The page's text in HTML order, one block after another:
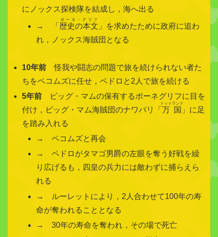
にノックス探検隊を結成し，海へ出る
→ 「 歴史の本文
ポーネ・グリフ
」を求めたために政府に追わ
れ，ノックス海賊団となる
10年前 怪我や闘志の問題で旅を続けられない者た
ちをペコムズに任せ，ペドロと2人で旅を続ける
5年前 ビッグ・マムの保有するポーネグリフに目を
付け，ビッグ・マム海賊団のナワバリ「万国
トットランド
」に足
を踏み入れる
→ ペコムズと再会
→ ペドロがタマゴ男爵の左眼を奪う好戦を繰
り広げるも，四皇の兵力には敵わずに捕らえら
れる
→ ルーレットにより，2人合わせて100年の寿
命が奪われることとなる
→ 30年の寿命を奪われ，その場で死亡